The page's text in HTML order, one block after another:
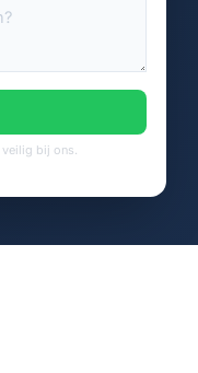
veilig bij ons.